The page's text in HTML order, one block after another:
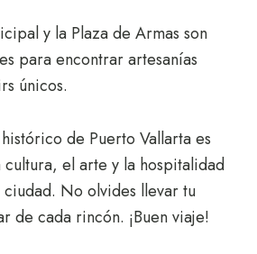
y la Plaza de Armas son
para encontrar artesanías
únicos.
de Puerto Vallarta es
el arte y la hospitalidad
ciudad. No olvides llevar tu
de cada rincón. ¡Buen viaje!